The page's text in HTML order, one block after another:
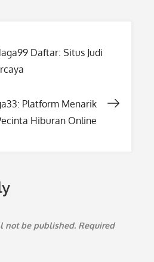
Daftar: Situs Judi
Platform Menarik
Hiburan Online
not be published. Required